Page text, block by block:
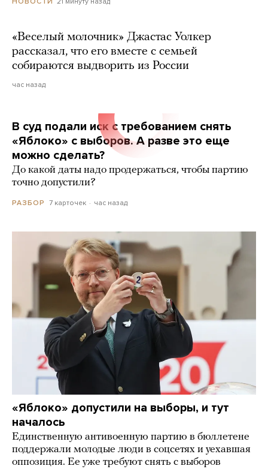
«Веселый молочник» Джастас Уолкер
рассказал, что его вместе с семьей
собираются выдворить из России
час назад
В суд подали иск с требованием снять
«Яблоко» с выборов. А разве это еще
можно сделать?
До какой даты надо продержаться, чтобы партию
точно допустили?
РАЗБОР 7 карточек час назад
«Яблоко» допустили на выборы, и тут
началось
Единственную антивоенную партию в бюллетене
поддержали молодые люди в соцсетях и уехавшая
оппозиция. Ее уже требуют снять с выборов